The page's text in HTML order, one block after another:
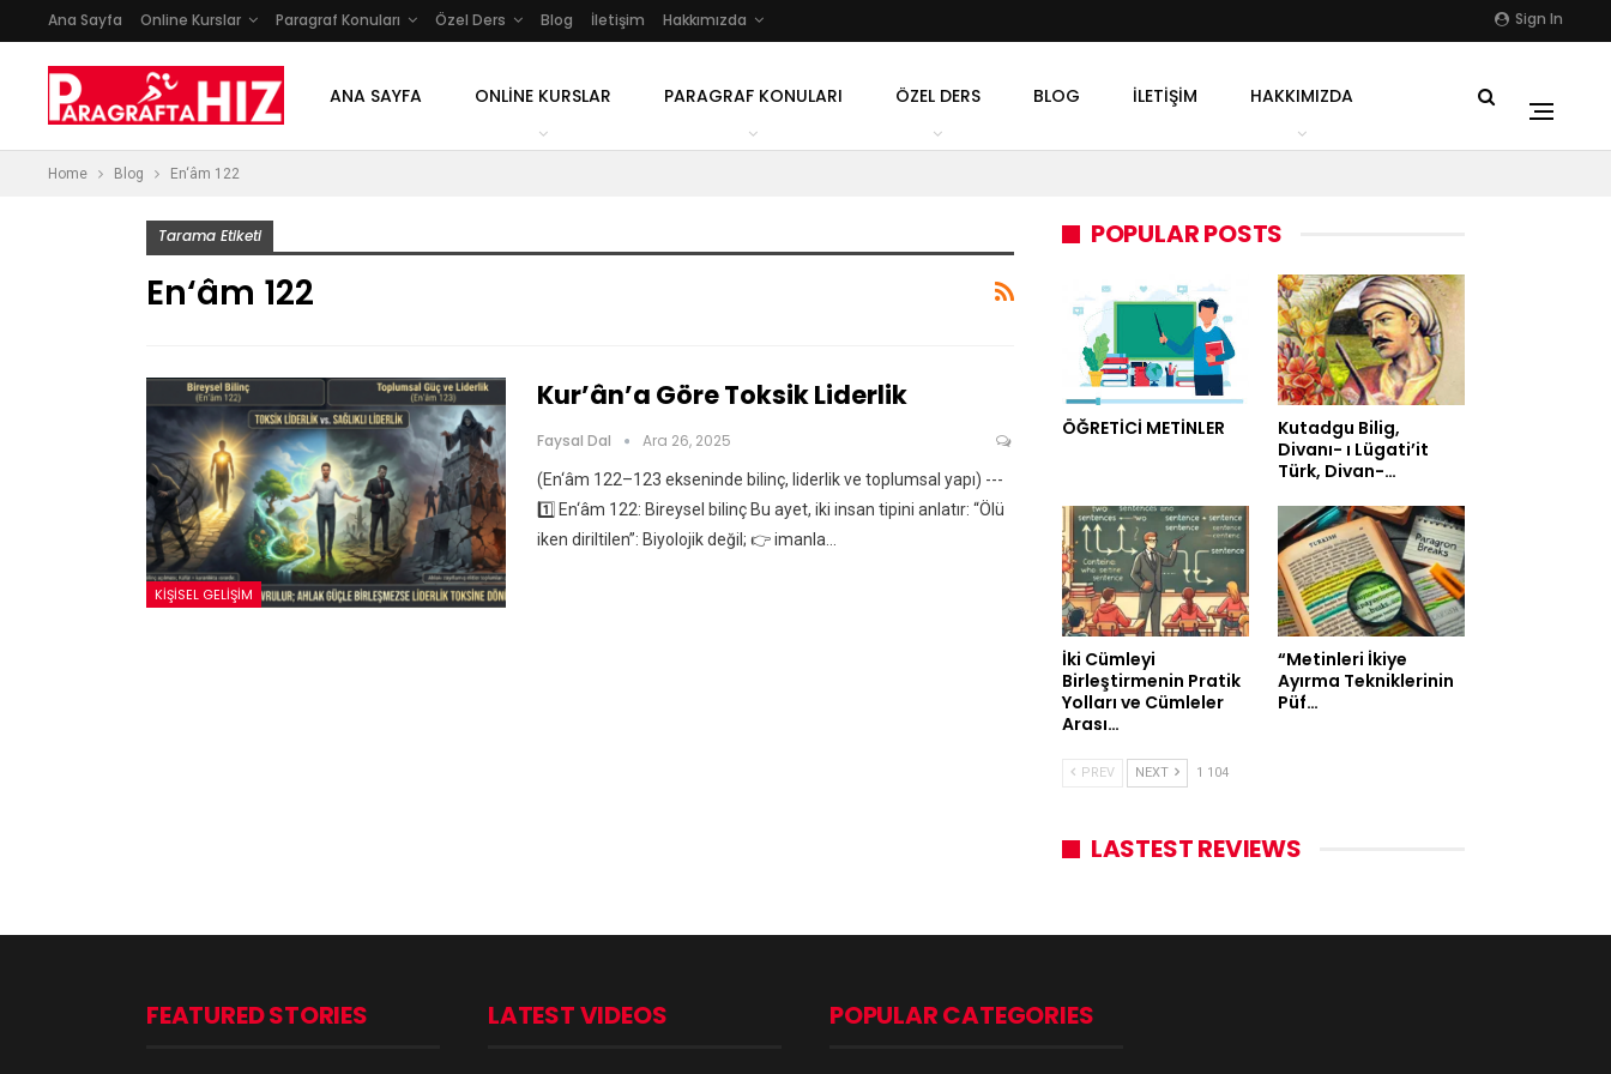
Sign In
Ana Sayfa Online Kurslar Paragraf Konuları Özel Ders Blog İletişim Hakkımızda
ANA SAYFA ONLINE KURSLAR PARAGRAF KONULARI ÖZEL DERS BLOG İLETIŞIM HAKKIMIZDA
Home Blog En‘âm 122
Tarama Etiketi
En‘âm 122
KIŞISEL GELIŞIM
Kur’ân’a Göre Toksik Liderlik
Faysal Dal Ara 26, 2025
(En‘âm 122–123 ekseninde bilinç, liderlik ve toplumsal yapı) ---
1️⃣ En‘âm 122: Bireysel bilinç Bu ayet, iki insan tipini anlatır: “Ölü
iken diriltilen”: Biyolojik değil; 👉 imanla…
POPULAR POSTS
ÖĞRETİCİ METİNLER
Kutadgu Bilig,
Divanı- ı Lügati’it
Türk, Divan-…
İki Cümleyi
Birleştirmenin Pratik
Yolları ve Cümleler
Arası…
“Metinleri İkiye
Ayırma Tekniklerinin
Püf…
PREV NEXT 1 104
LASTEST REVIEWS
FEATURED STORIES LATEST VIDEOS POPULAR CATEGORIES